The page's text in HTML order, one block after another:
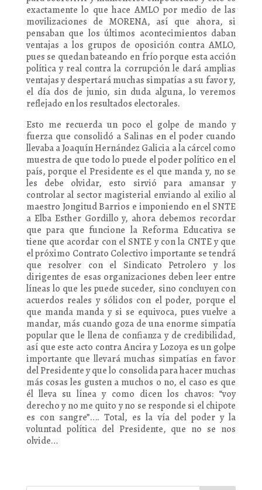
exactamente lo que hace AMLO por medio de las
movilizaciones de MORENA, así que ahora, si
pensaban que los últimos acontecimientos daban
ventajas a los grupos de oposición contra AMLO,
pues se quedan bateando en frío porque esta acción
política y real contra la corrupción le dará amplias
ventajas y despertará muchas simpatías a su favor y,
el día dos de junio, sin duda alguna, lo veremos
reflejado en los resultados electorales.
Esto me recuerda un poco el golpe de mando y
fuerza que consolidó a Salinas en el poder cuando
llevaba a Joaquín Hernández Galicia a la cárcel como
muestra de que todo lo puede el poder político en el
país, porque el Presidente es el que manda y, no se
les debe olvidar, esto sirvió para amansar y
controlar al sector magisterial enviando al exilio al
maestro Jongitud Barrios e imponiendo en el SNTE
a Elba Esther Gordillo y, ahora debemos recordar
que para que funcione la Reforma Educativa se
tiene que acordar con el SNTE y con la CNTE y que
el próximo Contrato Colectivo importante se tendrá
que resolver con el Sindicato Petrolero y los
dirigentes de esas organizaciones deben leer entre
líneas lo que les puede suceder, sino concluyen con
acuerdos reales y sólidos con el poder, porque el
que manda manda y si se equivoca, pues vuelve a
mandar, más cuando goza de una enorme simpatía
popular que le llena de confianza y de credibilidad,
así que este acto contra Ancira y Lozoya es un golpe
importante que llevará muchas simpatías en favor
del Presidente y que lo consolida para hacer muchas
más cosas les gusten a muchos o no, el caso es que
él lleva su línea y como dicen los chavos: “voy
derecho y no me quito y no se responde si el chipote
es con sangre”…. Total, es la vía del poder y la
voluntad política del Presidente, que no se nos
olvide…